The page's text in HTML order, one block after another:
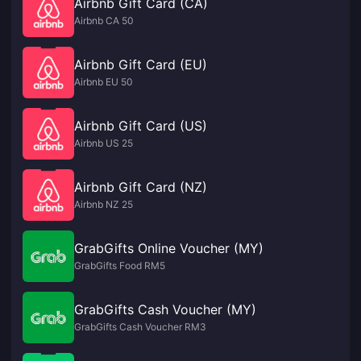
Airbnb Gift Card (CA)
Airbnb CA 50
Airbnb Gift Card (EU)
Airbnb EU 50
Airbnb Gift Card (US)
Airbnb US 25
Airbnb Gift Card (NZ)
Airbnb NZ 25
GrabGifts Online Voucher (MY)
GrabGifts Food RM5
GrabGifts Cash Voucher (MY)
GrabGifts Cash Voucher RM3